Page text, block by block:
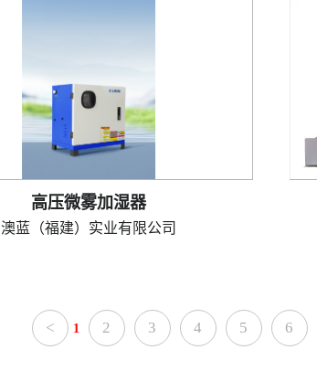
高压微雾加湿器
澳蓝（福建）实业有限公司
< 1 2 3 4 5 6